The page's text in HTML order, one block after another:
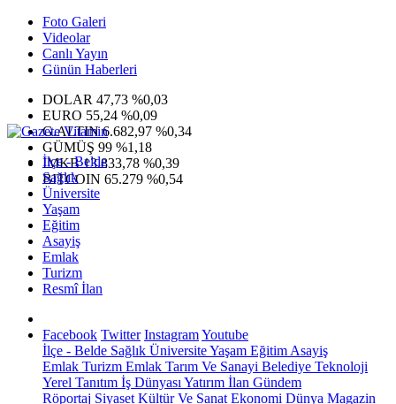
Foto Galeri
Videolar
Canlı Yayın
Günün Haberleri
DOLAR 47,73 %0,03
EURO 55,24 %0,09
G.ALTIN6.682,97 %0,34
GÜMÜŞ 99 %1,18
IMKB13.833,78 %0,39
BITCOIN 65.279 %0,54
İlçe - Belde
Sağlık
Üniversite
Yaşam
Eğitim
Asayiş
Emlak
Turizm
Resmî İlan
Facebook Twitter InstagramYoutube
İlçe - Belde Sağlık ÜniversiteYaşam Eğitim Asayiş
Emlak Turizm Emlak Tarım Ve Sanayi Belediye Teknoloji
Yerel Tanıtım İş Dünyası Yatırım İlan Gündem
Röportaj Siyaset Kültür Ve Sanat Ekonomi Dünya Magazin